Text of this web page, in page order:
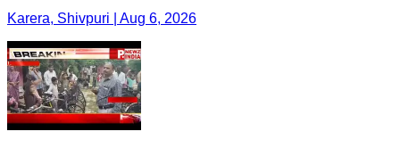
Karera, Shivpuri | Aug 6, 2026